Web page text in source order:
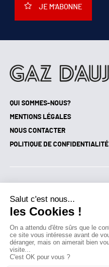
QUI SOMMES-NOUS?
MENTIONS LÉGALES
NOUS CONTACTER
POLITIQUE DE CONFIDENTIALITÉ
JE M'ABONNE